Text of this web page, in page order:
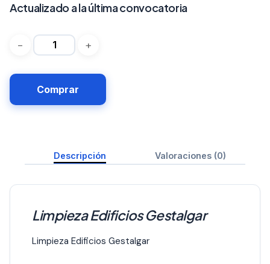
Actualizado a la última convocatoria
Comprar
Descripción Valoraciones (0)
Limpieza Edificios Gestalgar
Limpieza Edificios Gestalgar